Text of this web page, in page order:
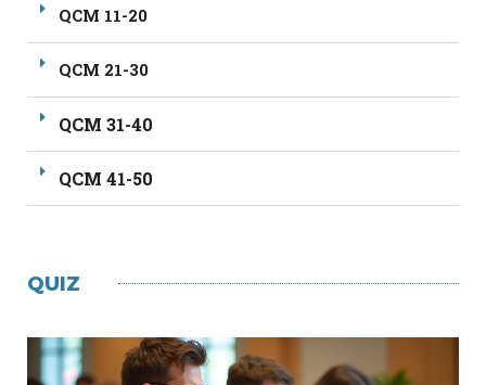
QCM 11-20
QCM 21-30
QCM 31-40
QCM 41-50
QUIZ